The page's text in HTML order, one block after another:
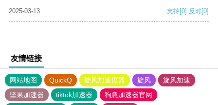
2025-03-13 支持[0] 反对[0]
友情链接
网站地图 QuickQ 旋风加速度器 旋风
旋风加速
坚果加速器
tiktok加速器
狗急加速器官网